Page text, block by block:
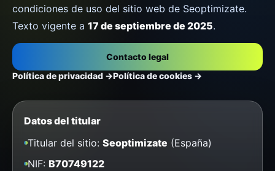
condiciones de uso del sitio web de Seoptimizate.
Texto vigente a 17 de septiembre de 2025.
Contacto legal
Política de privacidad →Política de cookies →
Datos del titular
Titular del sitio: Seoptimizate (España)
NIF: B70749122